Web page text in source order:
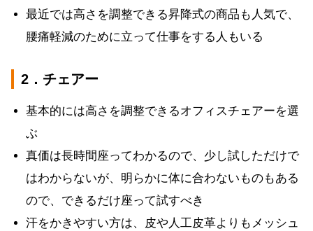
最近では高さを調整できる昇降式の商品も人気で、
腰痛軽減のために立って仕事をする人もいる
2．チェアー
基本的には高さを調整できるオフィスチェアーを選
ぶ
真価は長時間座ってわかるので、少し試しただけで
はわからないが、明らかに体に合わないものもある
ので、できるだけ座って試すべき
汗をかきやすい方は、皮や人工皮革よりもメッシュ